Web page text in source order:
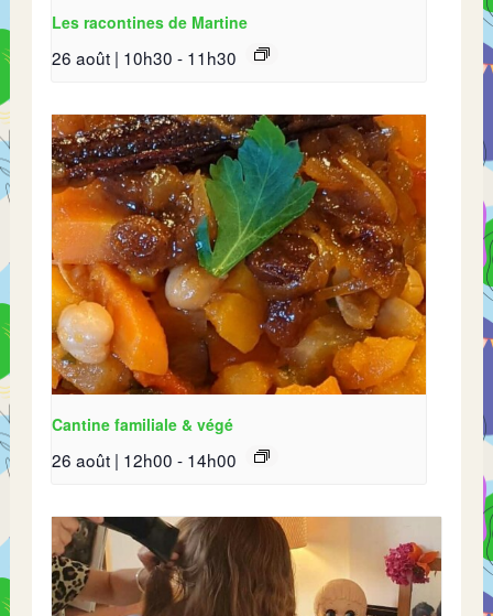
Les racontines de Martine
26 août | 10h30 - 11h30
Cantine familiale & végé
26 août | 12h00 - 14h00